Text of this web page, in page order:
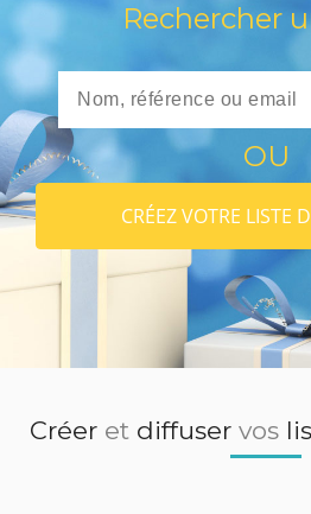
Rechercher
OU
CRÉEZ VOTRE LISTE
Créer et diffuser vos